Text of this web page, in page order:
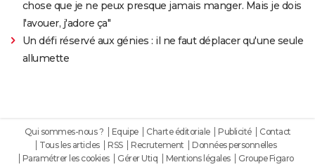
chose que je ne peux presque jamais manger. Mais je dois
l'avouer, j'adore ça"
Un défi réservé aux génies : il ne faut déplacer qu'une seule
allumette
Qui sommes-nous ? Equipe Charte éditoriale Publicité
Contact
Tous les articles
RSS Recrutement
Données personnelles
Paramétrer les cookies
Gérer Utiq Mentions légales
Groupe Figaro